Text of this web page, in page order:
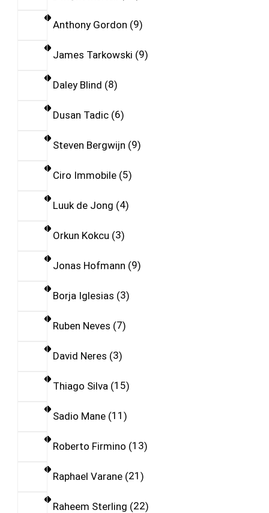
Anthony Gordon 9
James Tarkowski 9
Daley Blind 8
Dusan Tadic 6
Steven Bergwijn 9
Ciro Immobile 5
Luuk de Jong 4
Orkun Kokcu 3
Jonas Hofmann 9
Borja Iglesias 3
Ruben Neves 7
David Neres 3
Thiago Silva 15
Sadio Mane 11
Roberto Firmino 13
Raphael Varane 21
Raheem Sterling 22